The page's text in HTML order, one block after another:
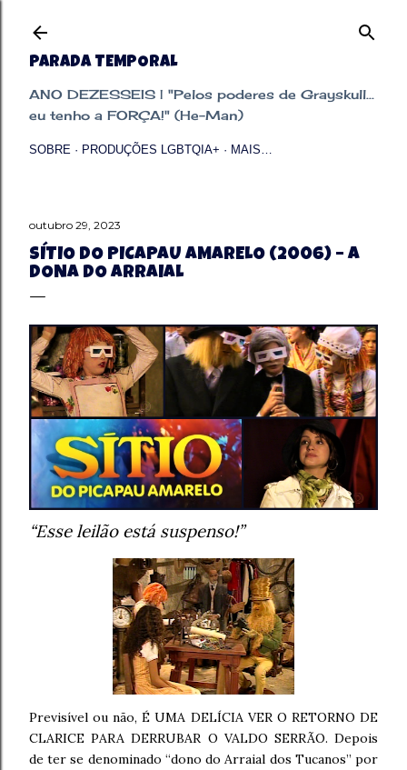
PARADA TEMPORAL
ANO DEZESSEIS | "Pelos poderes de Grayskull...
eu tenho a FORÇA!" (He-Man)
SOBRE PRODUÇÕES LGBTQIA+ MAIS…
outubro 29, 2023
SÍTIO DO PICAPAU AMARELO (2006) – A
DONA DO ARRAIAL
“Esse leilão está suspenso!”
Previsível ou não, É UMA DELÍCIA VER O RETORNO DE
CLARICE PARA DERRUBAR O VALDO SERRÃO. Depois
de ter se denominado “dono do Arraial dos Tucanos” por